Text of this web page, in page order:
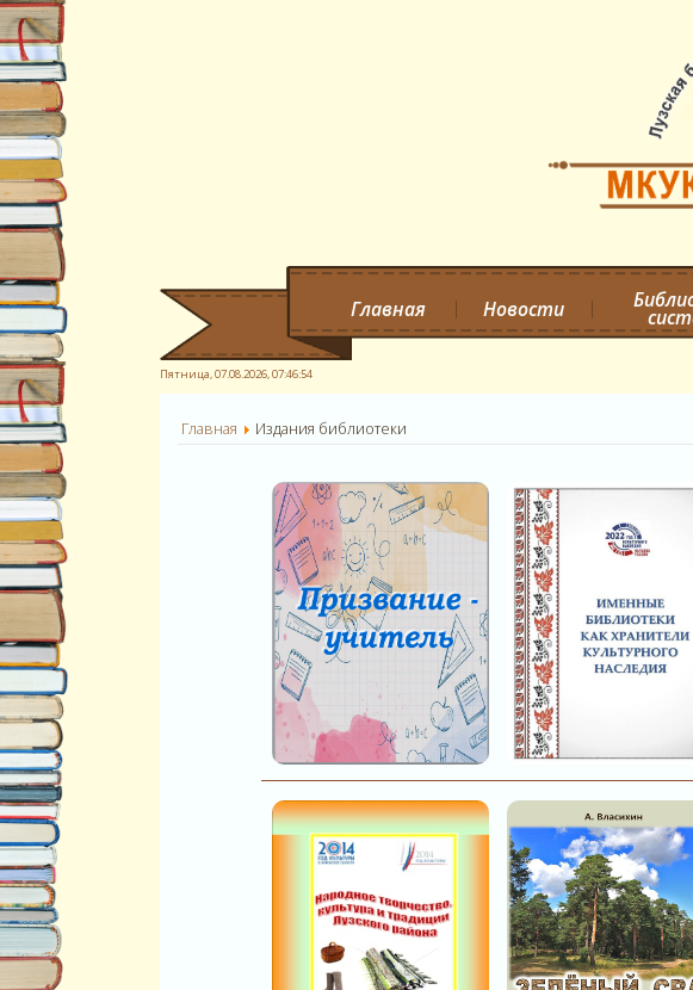
Главная Новости
Пятница, 07.08.2026,07:46:55
Главная Издания библиотеки